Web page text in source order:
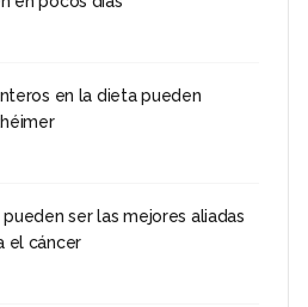
en la dieta pueden
ser las mejores aliadas
el cáncer